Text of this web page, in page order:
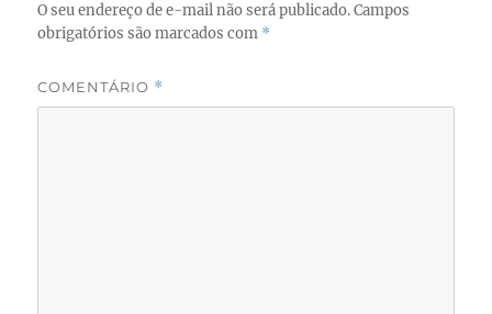
O seu endereço de e-mail não será publicado. Campos
obrigatórios são marcados com *
COMENTÁRIO *